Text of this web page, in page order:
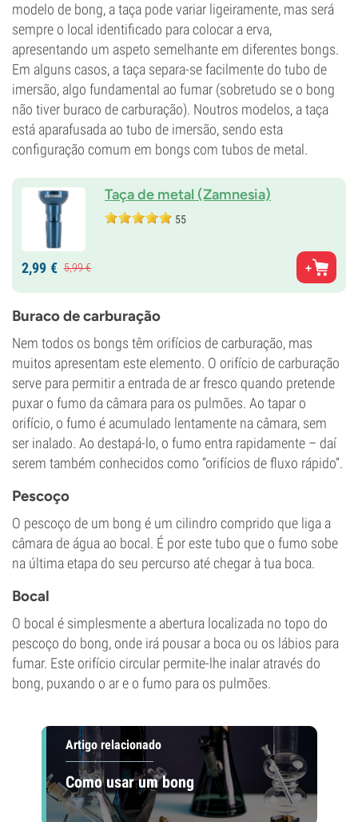
modelo de bong, a taça pode variar ligeiramente, mas será
sempre o local identificado para colocar a erva,
apresentando um aspeto semelhante em diferentes bongs.
Em alguns casos, a taça separa-se facilmente do tubo de
imersão, algo fundamental ao fumar (sobretudo se o bong
não tiver buraco de carburação). Noutros modelos, a taça
está aparafusada ao tubo de imersão, sendo esta
configuração comum em bongs com tubos de metal.
Taça de metal (Zamnesia)
55
2,99 € 5,99€
Buraco de carburação
Nem todos os bongs têm orifícios de carburação, mas
muitos apresentam este elemento. O orifício de carburação
serve para permitir a entrada de ar fresco quando pretende
puxar o fumo da câmara para os pulmões. Ao tapar o
orifício, o fumo é acumulado lentamente na câmara, sem
ser inalado. Ao destapá-lo, o fumo entra rapidamente – daí
serem também conhecidos como “orifícios de fluxo rápido”.
Pescoço
O pescoço de um bong é um cilindro comprido que liga a
câmara de água ao bocal. É por este tubo que o fumo sobe
na última etapa do seu percurso até chegar à tua boca.
Bocal
O bocal é simplesmente a abertura localizada no topo do
pescoço do bong, onde irá pousar a boca ou os lábios para
fumar. Este orifício circular permite-lhe inalar através do
bong, puxando o ar e o fumo para os pulmões.
Artigo relacionado
Como usar um bong